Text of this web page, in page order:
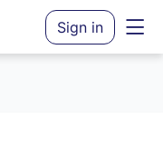
Sign in